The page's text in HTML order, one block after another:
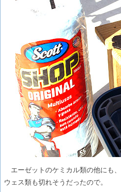
エーゼットのケミカル類の他にも、
ウェス類も切れそうだったので。